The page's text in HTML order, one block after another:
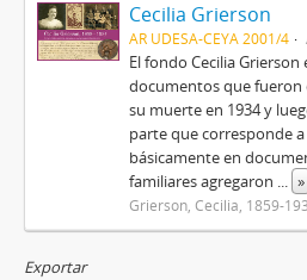
Cecilia Grierson
AR UDESA-CEYA 2001/4
El fondo Cecilia
documentos que fueron
su muerte en 1934 y
parte que corresponde
básicamente en
familiares agregaron ... »
Grierson, Cecilia, 1859-
Exportar